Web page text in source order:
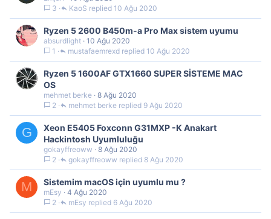
3
10 Ağu 2020
KaoS
Ryzen 5 2600 B450m-a Pro Max sistem uyumu
absurdlight 10 Ağu 2020
1
10 Ağu 2020
mustafaemrexd
Ryzen 5 1600AF GTX1660 SUPER SİSTEME MAC
OS
mehmet berke 8 Ağu 2020
2
9 Ağu 2020
mehmet berke
G
Xeon E5405 Foxconn G31MXP -K Anakart
Hackintosh Uyumluluğu
gokayffreoww
8 Ağu 2020
2
8 Ağu 2020
gokayffreoww
M Sistemim macOS için uyumlu mu ?
mEsy
4 Ağu 2020
2
6 Ağu 2020
mEsy